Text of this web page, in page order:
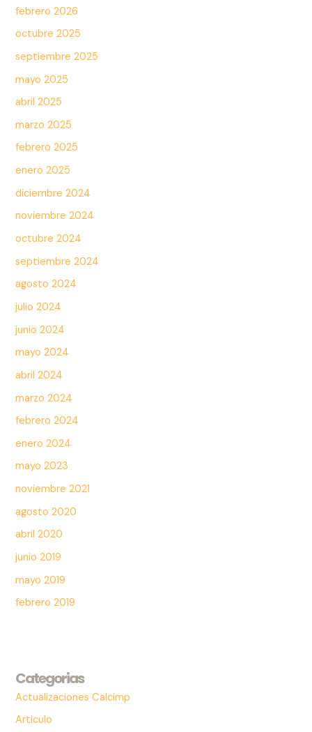
febrero 2026
octubre 2025
septiembre 2025
mayo 2025
abril 2025
marzo 2025
febrero 2025
enero 2025
diciembre 2024
noviembre 2024
octubre 2024
septiembre 2024
agosto 2024
julio 2024
junio 2024
mayo 2024
abril 2024
marzo 2024
febrero 2024
enero 2024
mayo 2023
noviembre 2021
agosto 2020
abril 2020
junio 2019
mayo 2019
febrero 2019
Categorias
Actualizaciones Calcimp
Articulo